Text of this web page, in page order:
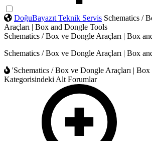
DoğuBayazıt Teknik Servis Schematics /
Araçları | Box and Dongle Tools
Schematics / Box ve Dongle Araçları | Box
Schematics / Box ve Dongle Araçları | Box
'Schematics / Box ve Dongle Araçları |
Kategorisindeki Alt Forumlar